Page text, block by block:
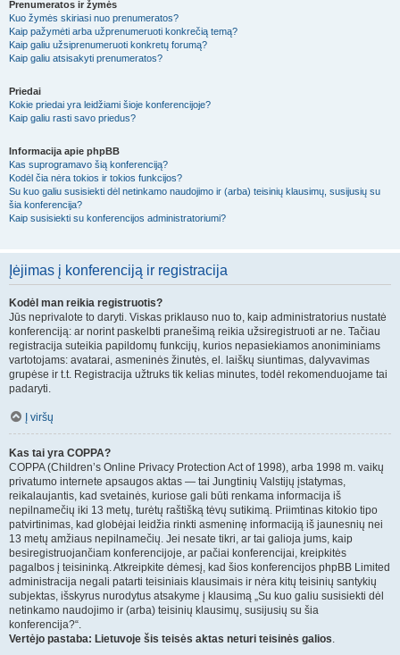
Prenumeratos ir žymės
Kuo žymės skiriasi nuo prenumeratos?
Kaip pažymėti arba užprenumeruoti konkrečią temą?
Kaip galiu užsiprenumeruoti konkretų forumą?
Kaip galiu atsisakyti prenumeratos?
Priedai
Kokie priedai yra leidžiami šioje konferencijoje?
Kaip galiu rasti savo priedus?
Informacija apie phpBB
Kas suprogramavo šią konferenciją?
Kodėl čia nėra tokios ir tokios funkcijos?
Su kuo galiu susisiekti dėl netinkamo naudojimo ir (arba) teisinių klausimų, susijusių su
šia konferencija?
Kaip susisiekti su konferencijos administratoriumi?
Įėjimas į konferenciją ir registracija
Kodėl man reikia registruotis?
Jūs neprivalote to daryti. Viskas priklauso nuo to, kaip administratorius nustatė
konferenciją: ar norint paskelbti pranešimą reikia užsiregistruoti ar ne. Tačiau
registracija suteikia papildomų funkcijų, kurios nepasiekiamos anoniminiams
vartotojams: avatarai, asmeninės žinutės, el. laiškų siuntimas, dalyvavimas
grupėse ir t.t. Registracija užtruks tik kelias minutes, todėl rekomenduojame tai
padaryti.
Į viršų
Kas tai yra COPPA?
COPPA (Children’s Online Privacy Protection Act of 1998), arba 1998 m. vaikų
privatumo internete apsaugos aktas — tai Jungtinių Valstijų įstatymas,
reikalaujantis, kad svetainės, kuriose gali būti renkama informacija iš
nepilnamečių iki 13 metų, turėtų raštišką tėvų sutikimą. Priimtinas kitokio tipo
patvirtinimas, kad globėjai leidžia rinkti asmeninę informaciją iš jaunesnių nei
13 metų amžiaus nepilnamečių. Jei nesate tikri, ar tai galioja jums, kaip
besiregistruojančiam konferencijoje, ar pačiai konferencijai, kreipkitės
pagalbos į teisininką. Atkreipkite dėmesį, kad šios konferencijos phpBB Limited
administracija negali patarti teisiniais klausimais ir nėra kitų teisinių santykių
subjektas, išskyrus nurodytus atsakyme į klausimą „Su kuo galiu susisiekti dėl
netinkamo naudojimo ir (arba) teisinių klausimų, susijusių su šia
konferencija?“.
Vertėjo pastaba: Lietuvoje šis teisės aktas neturi teisinės galios.